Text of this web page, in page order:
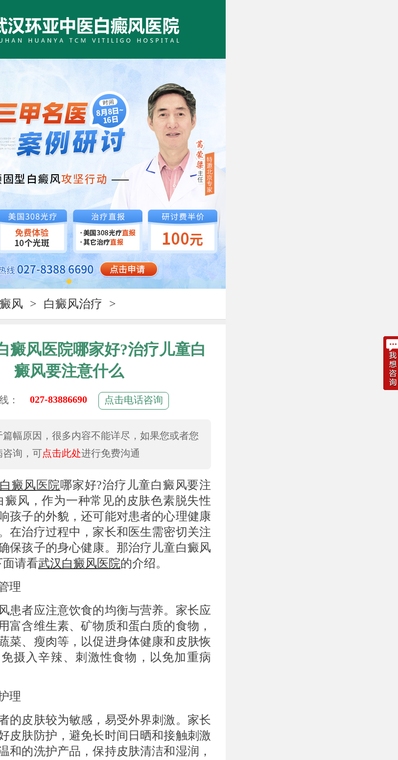
风 > 白癜风治疗 >
癜风医院哪家好?治疗儿童白
癜风要注意什么
： 027-83886690 点击电话咨询
篇幅原因，很多内容不能详尽，如果您或者您
咨询，可点击此处进行免费沟通
白癜风医院哪家好?治疗儿童白癜风要注
癜风，作为一种常见的皮肤色素脱失性
孩子的外貌，还可能对患者的心理健康
在治疗过程中，家长和医生需密切关注
保孩子的身心健康。那治疗儿童白癜风
面请看武汉白癜风医院的介绍。
理
者应注意饮食的均衡与营养。家长应
富含维生素、矿物质和蛋白质的食物，
菜、瘦肉等，以促进身体健康和皮肤恢
摄入辛辣、刺激性食物，以免加重病
理
皮肤较为敏感，易受外界刺激。家长
皮肤防护，避免长时间日晒和接触刺激
和的洗护产品，保持皮肤清洁和湿润，